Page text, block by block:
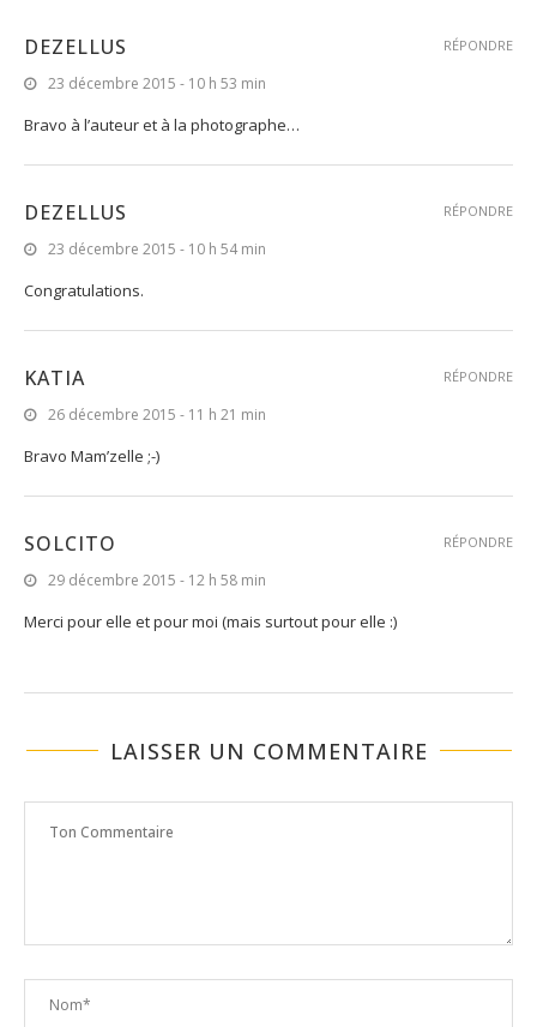
DEZELLUS
23 décembre 2015 - 10 h 53 min
Bravo à l’auteur et à la photographe…
RÉPONDRE
DEZELLUS
23 décembre 2015 - 10 h 54 min
Congratulations.
RÉPONDRE
KATIA
26 décembre 2015 - 11 h 21 min
Bravo Mam’zelle ;-)
RÉPONDRE
SOLCITO
29 décembre 2015 - 12 h 58 min
Merci pour elle et pour moi (mais surtout pour elle :)
RÉPONDRE
LAISSER UN COMMENTAIRE